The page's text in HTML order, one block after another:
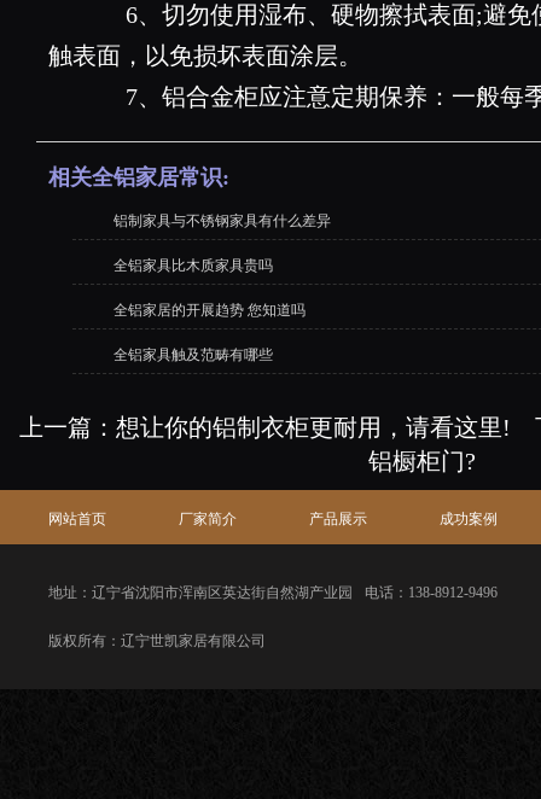
6、切勿使用湿布、硬物擦拭表面;避免
触表面，以免损坏表面涂层。
7、铝合金柜应注意定期保养：一般每
相关全铝家居常识:
铝制家具与不锈钢家具有什么差异
全铝家具比木质家具贵吗
全铝家居的开展趋势 您知道吗
全铝家具触及范畴有哪些
上一篇：想让你的铝制衣柜更耐用，请看这里!
铝橱柜门?
网站首页 厂家简介 产品展示 成功案例
地址：辽宁省沈阳市浑南区英达街自然湖产业园 电话：138-8912-9496
版权所有：辽宁世凯家居有限公司